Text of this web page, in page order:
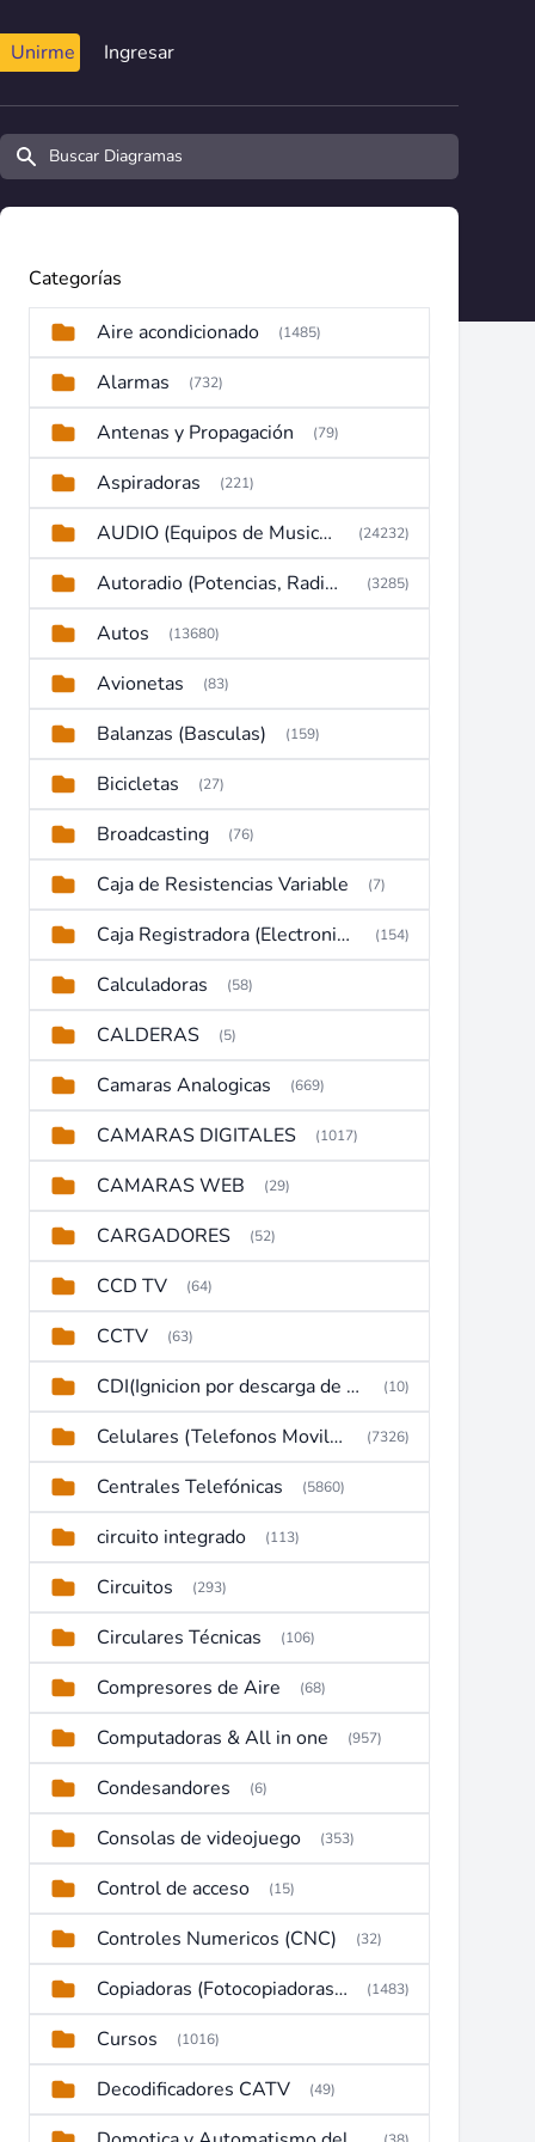
Unirme Ingresar
Buscar diagramas y manuales
Categorías
Aire acondicionado (1485)
Alarmas (732)
Antenas y Propagación (79)
Aspiradoras (221)
AUDIO (Equipos de Musica, Amplificadores, Reproductores, Etc) (24232)
Autoradio (Potencias, Radios y DVD) (3285)
Autos (13680)
Avionetas (83)
Balanzas (Basculas) (159)
Bicicletas (27)
Broadcasting (76)
Caja de Resistencias Variable (7)
Caja Registradora (Electronic Cash Register) (154)
Calculadoras (58)
CALDERAS (5)
Camaras Analogicas (669)
CAMARAS DIGITALES (1017)
CAMARAS WEB (29)
CARGADORES (52)
CCD TV (64)
CCTV (63)
CDI(Ignicion por descarga de capacitor) (10)
Celulares (Telefonos Moviles) (7326)
Centrales Telefónicas (5860)
circuito integrado (113)
Circuitos (293)
Circulares Técnicas (106)
Compresores de Aire (68)
Computadoras & All in one (957)
Condesandores (6)
Consolas de videojuego (353)
Control de acceso (15)
Controles Numericos (CNC) (32)
Copiadoras (Fotocopiadoras, Multifunctions, Ploter, etc) (1483)
Cursos (1016)
Decodificadores CATV (49)